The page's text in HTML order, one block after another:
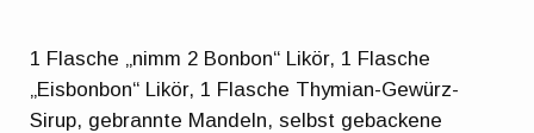
1 Flasche „nimm 2 Bonbon“ Likör, 1 Flasche
„Eisbonbon“ Likör, 1 Flasche Thymian-Gewürz-
Sirup, gebrannte Mandeln, selbst gebackene